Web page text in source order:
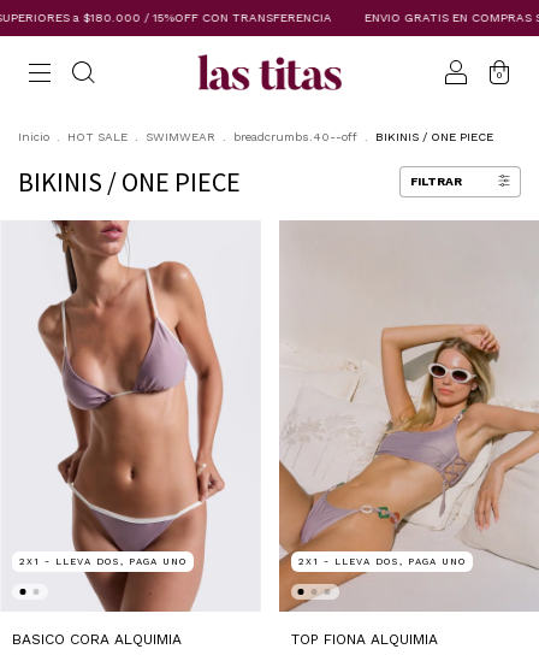
/ 15%OFF CON TRANSFERENCIA ENVIO GRATIS EN COMPRAS SUPERIORES a
0
Inicio HOT SALE SWIMWEAR breadcrumbs.40--off BIKINIS / ONE PIECE
BIKINIS / ONE PIECE FILTRAR
2X1 - LLEVA DOS, PAGA UNO
BASICO CORA ALQUIMIA
2X1 - LLEVA DOS, PAGA UNO
TOP FIONA ALQUIMIA